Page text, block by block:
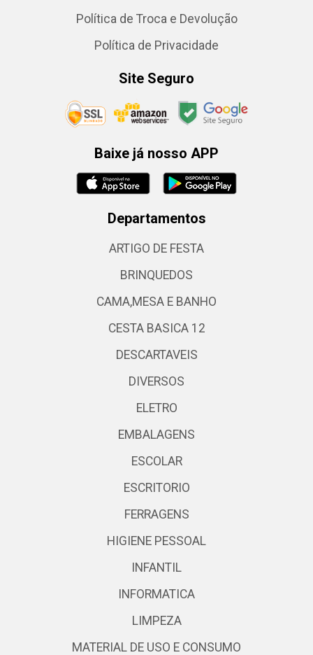
Política de Troca e Devolução
Política de Privacidade
Site Seguro
Baixe já nosso APP
Departamentos
ARTIGO DE FESTA
BRINQUEDOS
CAMA,MESA E BANHO
CESTA BASICA 12
DESCARTAVEIS
DIVERSOS
ELETRO
EMBALAGENS
ESCOLAR
ESCRITORIO
FERRAGENS
HIGIENE PESSOAL
INFANTIL
INFORMATICA
LIMPEZA
MATERIAL DE USO E CONSUMO